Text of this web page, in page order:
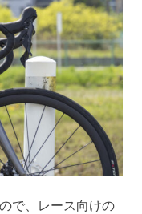
で、レース向けの